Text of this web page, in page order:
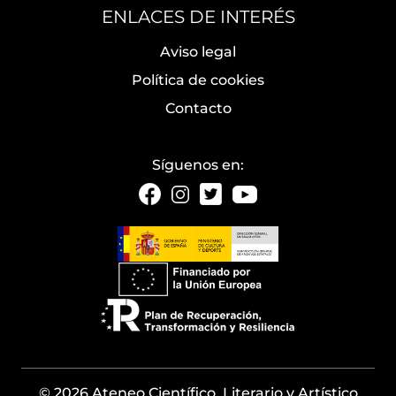
ENLACES DE INTERÉS
Aviso legal
Política de cookies
Contacto
Síguenos en: